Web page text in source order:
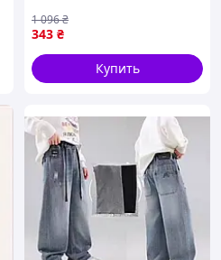
343 ₴
1 096₴
Купить